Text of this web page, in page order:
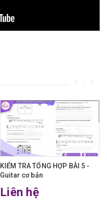
KIỂM TRA TỔNG HỢP BÀI 5 -
Guitar cơ bản
Liên hệ